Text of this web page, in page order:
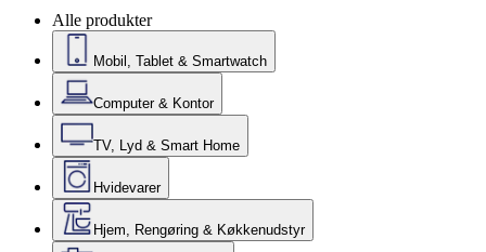
Alle produkter
Mobil, Tablet & Smartwatch
Computer & Kontor
TV, Lyd & Smart Home
Hvidevarer
Hjem, Rengøring & Køkkenudstyr